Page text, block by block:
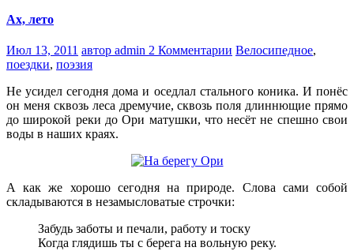
Ах, лето
Июл 13, 2011 автор admin 2 Комментарии Велосипедное,
поездки, поэзия
Не усидел сегодня дома и оседлал стального коника. И понёс
он меня сквозь леса дремучие, сквозь поля длиннющие прямо
до широкой реки до Ори матушки, что несёт не спешно свои
воды в наших краях.
А как же хорошо сегодня на природе. Слова сами собой
складываются в незамысловатые строчки:
Забудь заботы и печали, работу и тоску
Когда глядишь ты с берега на вольную реку.